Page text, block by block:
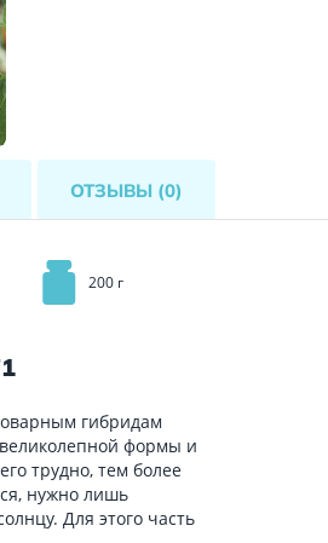
ОТЗЫВЫ (0)
200 г
гибридам
формы и
трудно, тем более
нужно лишь
Для этого часть